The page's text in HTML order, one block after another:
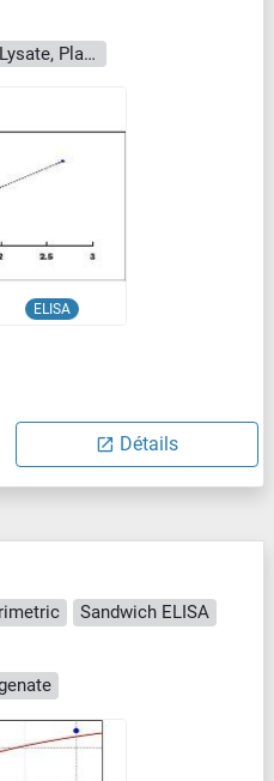
Cell Culture Supernatant, Cell Lysate, Plasma, Serum, Tissue Homogenate
ELISA
Détails
Sandwich ELISA